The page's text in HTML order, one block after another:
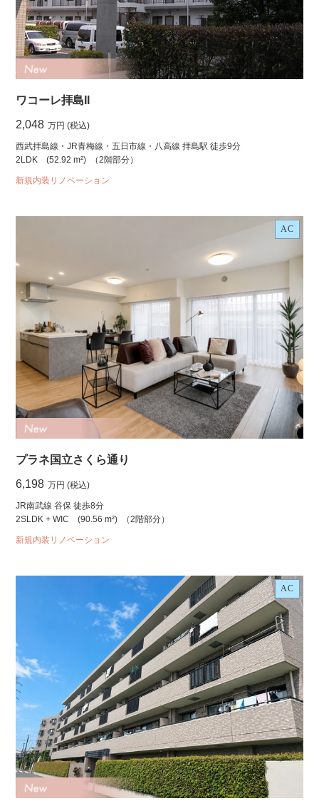
ワコーレ拝島II
2,048 万円 (税込)
西武拝島線・JR青梅線・五日市線・八高線 拝島駅 徒歩9分
2LDK
(52.92 m²) （2階部分）
新規内装リノベーション
AC
プラネ国立さくら通り
6,198 万円 (税込)
JR南武線 谷保 徒歩8分
2SLDK + WIC
(90.56 m²) （2階部分）
新規内装リノベーション
AC